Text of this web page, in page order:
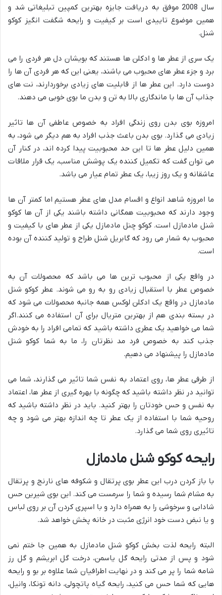
سال 2008 موفق به دریافت جایزه بهترین کمپین تبلیغاتی شد و
همین موضوع تاییدی است بر کیفیت و رایحه شگفت انگیز کوکو
شنل.
یک سری از عطر ها و ادکلن ها هستند که بویشان دل هر فردی را می
برد و جزء عطر های محبوب می باشند، یعنی این که هر فردی آن ها را
دوست دارد. این عطر ها از قابلیت های زیادی برخوردارند، نت های
جذاب آن ها با ماندگاری بالا به تن و بدن ما بوی خوبی می دهند.
امروزه بوی بدن روی زندگی افراد به خصوص عاطفی آن ها تاثیر
زیادی می گذارد. بوی بدن باعث جذب افراد به هم دیگر می شود، به
همین دلیل عطر ها تا این حد محبوبیت پیدا کرده اند، در کنار آن
می توان گفت که تکمیل کننده یک پوشش مناسب، یک قرار ملاقات
عاشقانه و یک روز زیبا، یک عطر تمام عیار می باشد.
ما امروزه شاهد انواع و اقسام مدل های عطر هستیم اما کمتر آن ها
وجود دارند که محبوبیت همگانی داشته باشند یکی از آن ها کوکو
شنل مادمازل است. کوکو چنل مادمازل یکی از عطر های با کیفیت و
محبوب به شمار می رود که گابریل شنل طراح و تولید کننده آن بوده
است.
در واقع یکی از محبوب ترین ها می باشد که محصولات آن به
خصوص عطر با استقبال زیادی رو به رو می شوند. عطر کوکو شنل
مادمازل در واقع یک ادکلن لوکس همه جانبه محصولات می شود که
در بسته بندی هم از بهترین متریال برای آن استفاده می کنند.اگر
شما می خواهید یک عطری داشته باشید که تمامی افراد را به خودش
جذب کند به خصوص فرد مد نظرتان را، ما به شما کوکو شنل
مادمازل را پیشنهاد می دهیم.
از طرفی عطر ها، روی اعتماد به نفس شما تاثیر می گذارند، شما می
توانید در نظر داشته باشید که چگونه با بهره گیری از عطر ها، اعتماد
به نفس و حس خودتان را بهتر کنید. باید در نظر داشته باشید که
روحیه شما با استفاده از یک عطر تا چه اندازه بهتر می شود و چه
تاثیری روی شما می گذارد.
رایحه کوکو شنل مادمازل
با باز کردن درب این عطر بوی پرتقال و شکوفه های نارنج و پرتقال
به مشام شما رسیده و شما را سرمست می کند. این بوی شیرین حس
شادابی و سرخوشی را به همراه دارد و با اسپری کردن آن بر روی لباس
و یا نبض دست خود انرژی مثبت در خانه پخش خواهد شد.
البته رایحه لذت بخش کوکو شنل مادمازل به همین جا ختم نمی
شود و پس از مدتی رایحه گل یاسمن، درخت گل ابریشم و گل رز
شامه شما را پر می کند و در نهایت اطرافیان شما علاوه بر بو و رایحه
هایی که شما حس می کنید، رایحه گیاه پاتچولی، دانه تونکا، وانیل،